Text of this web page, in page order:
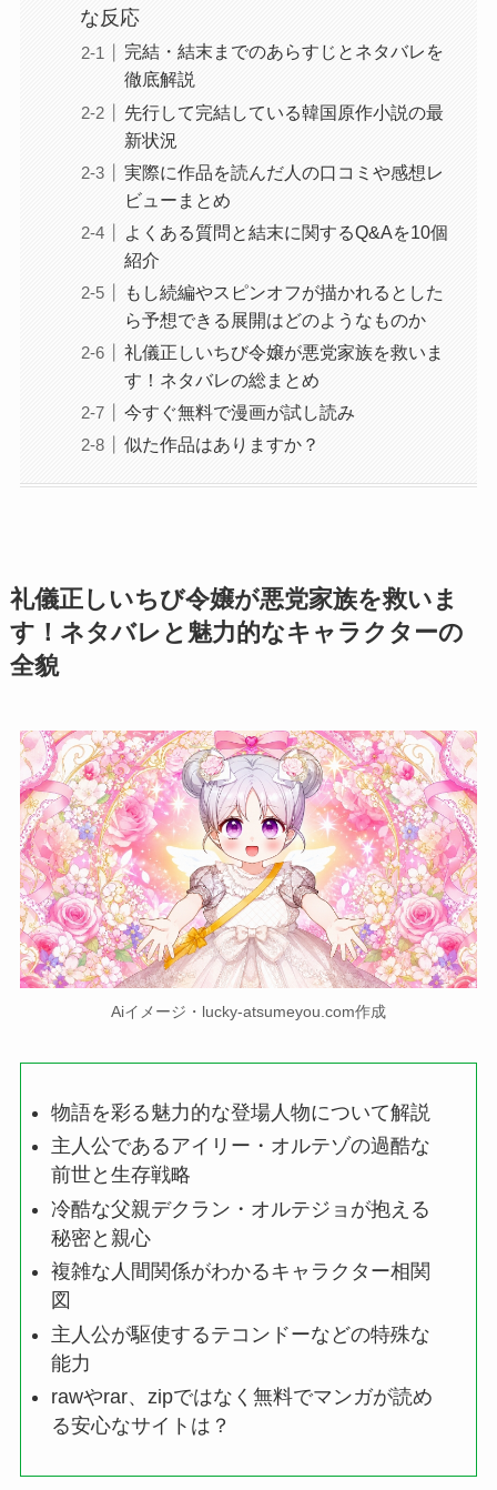
な反応
完結・結末までのあらすじとネタバレを
徹底解説
先行して完結している韓国原作小説の最
新状況
実際に作品を読んだ人の口コミや感想レ
ビューまとめ
よくある質問と結末に関するQ&Aを10個
紹介
もし続編やスピンオフが描かれるとした
ら予想できる展開はどのようなものか
礼儀正しいちび令嬢が悪党家族を救いま
す！ネタバレの総まとめ
今すぐ無料で漫画が試し読み
似た作品はありますか？
礼儀正しいちび令嬢が悪党家族を救いま
す！ネタバレと魅力的なキャラクターの
全貌
Aiイメージ・lucky-atsumeyou.com作成
物語を彩る魅力的な登場人物について解説
主人公であるアイリー・オルテゾの過酷な
前世と生存戦略
冷酷な父親デクラン・オルテジョが抱える
秘密と親心
複雑な人間関係がわかるキャラクター相関
図
主人公が駆使するテコンドーなどの特殊な
能力
rawやrar、zipではなく無料でマンガが読め
る安心なサイトは？